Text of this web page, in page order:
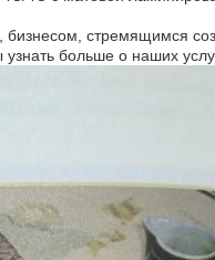
бизнесом, стремящимся
больше о наших